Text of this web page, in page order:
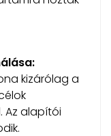
kizárólag a
Az alapítói